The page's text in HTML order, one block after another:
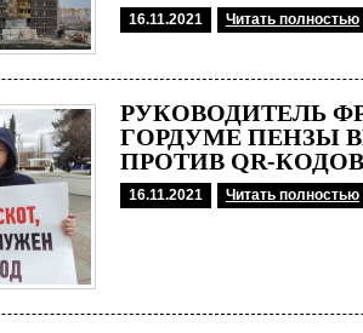
16.11.2021 Читать полностью
РУКОВОДИТЕЛЬ
ГОРДУМЕ ПЕНЗЫ
ПРОТИВ QR-КОДОВ
16.11.2021 Читать полностью